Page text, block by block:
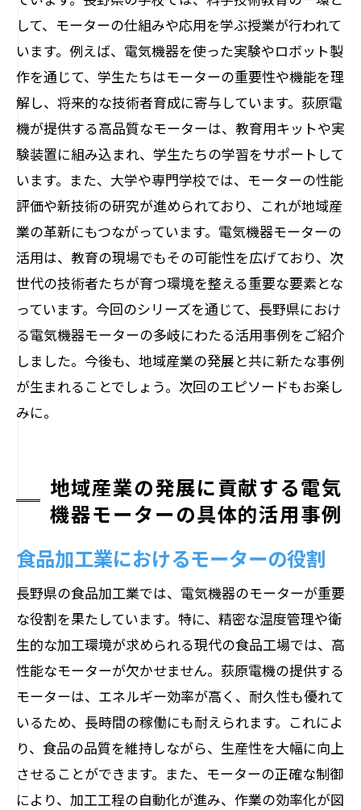
して、モーターの仕組みや応用を学ぶ授業が行われて
います。例えば、電気機器を使った実験やロボット製
作を通じて、学生たちはモーターの重要性や機能を理
解し、将来的な技術者育成に寄与しています。荻原電
機が提供する高品質なモーターは、教育用キットや実
験装置に組み込まれ、学生たちの学習をサポートして
います。また、大学や専門学校では、モーターの性能
評価や新技術の研究が進められており、これが地域産
業の革新にもつながっています。電気機器モーターの
活用は、教育の現場でもその可能性を広げており、次
世代の技術者たちが育つ環境を整える重要な要素とな
っています。今回のシリーズを通じて、長野県におけ
る電気機器モーターの多岐にわたる活用事例をご紹介
しました。今後も、地域産業の発展と共に新たな事例
が生まれることでしょう。次回のエピソードもお楽し
みに。
地域産業の発展に貢献する電気
機器モーターの具体的活用事例
食品加工業におけるモーターの役割
長野県の食品加工業では、電気機器のモーターが重要
な役割を果たしています。特に、精密な温度管理や衛
生的な加工環境が求められる現代の食品工場では、高
性能なモーターが欠かせません。荻原電機の提供する
モーターは、エネルギー効率が高く、耐久性も優れて
いるため、長時間の稼働にも耐えられます。これによ
り、食品の品質を維持しながら、生産性を大幅に向上
させることができます。また、モーターの正確な制御
により、加工工程の自動化が進み、作業の効率化が図